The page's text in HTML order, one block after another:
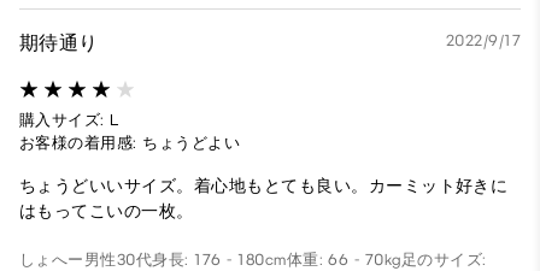
期待通り 2022/9/17
購入サイズ: L
お客様の着用感: ちょうどよい
ちょうどいいサイズ。着心地もとても良い。カーミット好きに
はもってこいの一枚。
しょへー 男性30代身長: 176 - 180cm体重: 66 - 70kg足のサイズ: